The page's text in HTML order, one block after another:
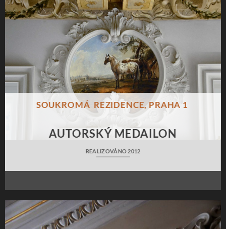
SOUKROMÁ REZIDENCE, PRAHA 1
AUTORSKÝ MEDAILON
REALIZOVÁNO 2012